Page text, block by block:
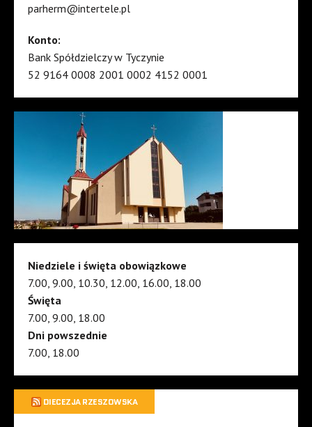
parherm@intertele.pl
Konto:
Bank Spółdzielczy w Tyczynie
52 9164 0008 2001 0002 4152 0001
Niedziele i święta obowiązkowe
7.00, 9.00, 10.30, 12.00, 16.00, 18.00
Święta
7.00, 9.00, 18.00
Dni powszednie
7.00, 18.00
DIECEZJA RZESZOWSKA